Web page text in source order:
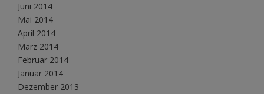
Juni 2014
Mai 2014
April 2014
März 2014
Februar 2014
Januar 2014
Dezember 2013